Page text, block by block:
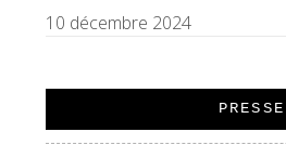
10 décembre 2024
PRESSE